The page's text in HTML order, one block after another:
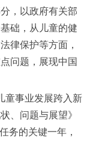
，以政府有关部
础，从儿童的健
律保护等方面，
问题，展现中国
童事业发展跨入新
、问题与展望》
务的关键一年，